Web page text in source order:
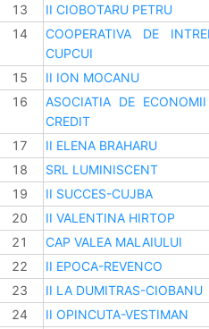
13
II CIOBOTARU PETRU
14
COOPERATIVA DE
CUPCUI
15
II ION MOCANU
16
ASOCIATIA DE
CREDIT
17
II ELENA BRAHARU
18
SRL LUMINISCENT
19
II SUCCES-CUJBA
20
II VALENTINA HIRTOP
21
CAP VALEA MALAIULUI
22
II EPOCA-REVENCO
23
II LA DUMITRAS-CIOBANU
24
II OPINCUTA-VESTIMAN